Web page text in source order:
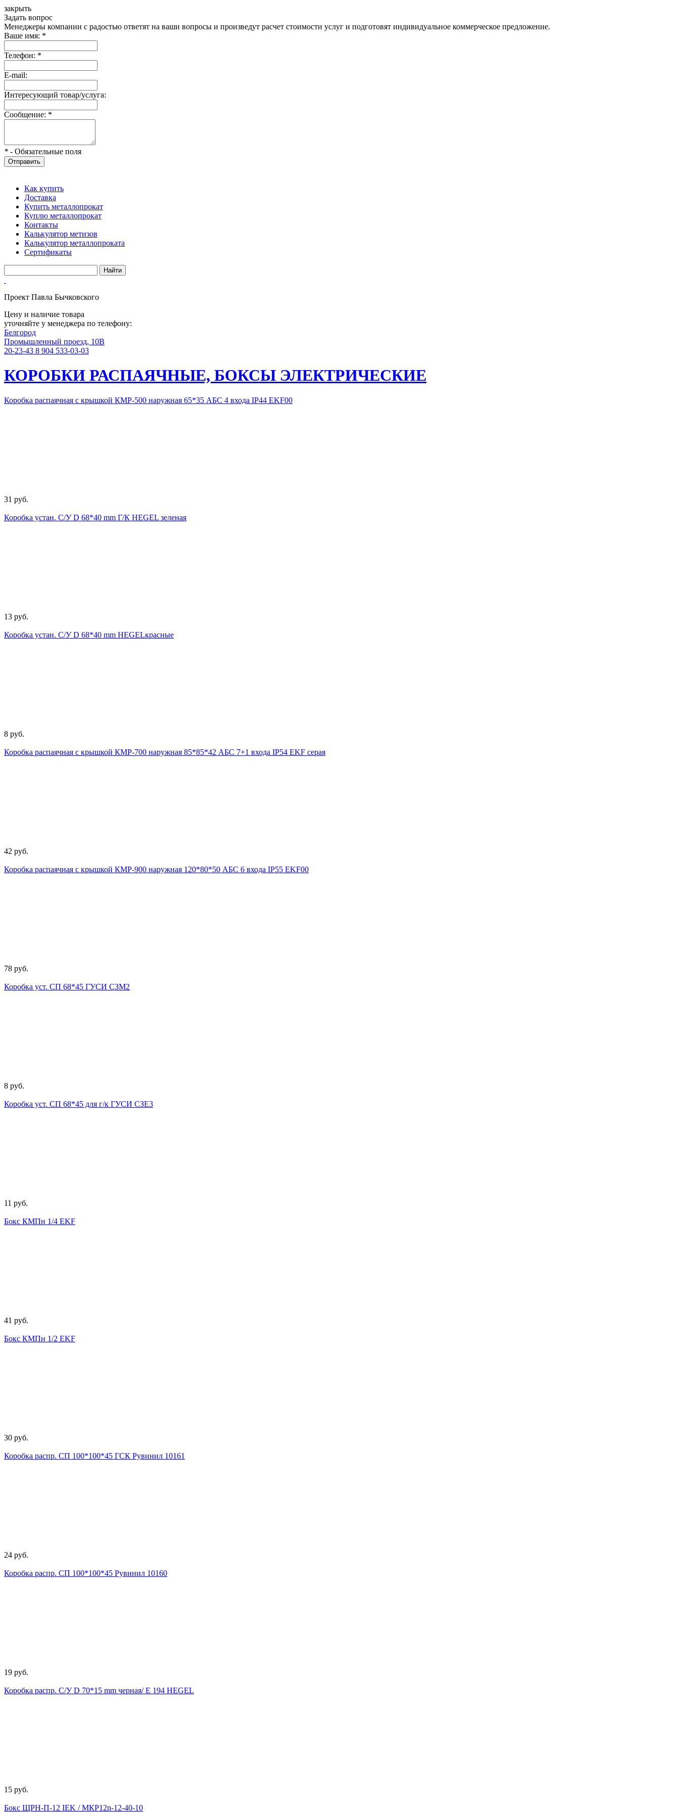
закрыть
Задать вопрос
Менеджеры компании с радостью ответят на ваши вопросы и произведут расчет стоимости услуг и подготовят индивидуальное коммерческое предложение.
Ваше имя: *
Телефон: *
E-mail:
Интересующий товар/услуга:
Сообщение: *
* - Обязательные поля
Отправить
Как купить
Доставка
Купить металлопрокат
Куплю металлопрокат
Контакты
Калькулятор метизов
Калькулятор металлопроката
Сертификаты
Проект Павла Бычковского
Цену и наличие товара
уточняйте у менеджера по телефону:
Белгород
Промышленный проезд, 10В
20-23-43 8 904 533-03-03
КОРОБКИ РАСПАЯЧНЫЕ, БОКСЫ ЭЛЕКТРИЧЕСКИЕ
Коробка распаячная с крышкой КМР-500 наружная 65*35 АБС 4 входа IP44 EKF00
31 руб.
Коробка устан. С/У D 68*40 mm Г/К HEGEL зеленая
13 руб.
Коробка устан. С/У D 68*40 mm HEGELкрасные
8 руб.
Коробка распаячная с крышкой КМР-700 наружная 85*85*42 АБС 7+1 входа IP54 EKF серая
42 руб.
Коробка распаячная с крышкой КМР-900 наружная 120*80*50 АБС 6 входа IP55 EKF00
78 руб.
Коробка уст. СП 68*45 ГУСИ СЗМ2
8 руб.
Коробка уст. СП 68*45 для г/к ГУСИ СЗЕ3
11 руб.
Бокс КМПн 1/4 EKF
41 руб.
Бокс КМПн 1/2 EKF
30 руб.
Коробка распр. СП 100*100*45 ГСК Рувинил 10161
24 руб.
Коробка распр. СП 100*100*45 Рувинил 10160
19 руб.
Коробка распр. С/У D 70*15 mm черная/ E 194 HEGEL
15 руб.
Бокс ЩРН-П-12 IEK / МКР12n-12-40-10